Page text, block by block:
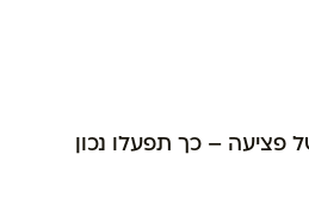
פציעה – כך תפעלו נכון